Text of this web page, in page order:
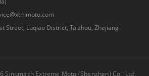
Street, Luqiao District, Taizhou, Zhejiang
Sinomach Extreme Moto (Shenzhen) Co., Ltd.